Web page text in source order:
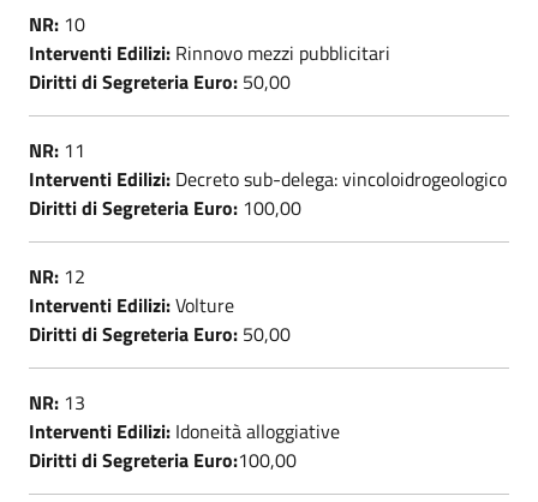
NR: 10
Interventi Edilizi: Rinnovo mezzi pubblicitari
Diritti di Segreteria Euro: 50,00
NR: 11
Interventi Edilizi: Decreto sub-delega: vincoloidrogeologico
Diritti di Segreteria Euro: 100,00
NR: 12
Interventi Edilizi:Volture
Diritti di Segreteria Euro: 50,00
NR: 13
Interventi Edilizi: Idoneità alloggiative
Diritti di Segreteria Euro:100,00